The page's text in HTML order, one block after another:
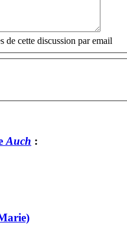
de cette discussion par email
Auch :